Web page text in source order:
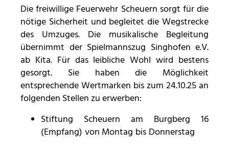
Die freiwillige Feuerwehr Scheuern sorgt für die
nötige Sicherheit und begleitet die Wegstrecke
des Umzuges. Die musikalische Begleitung
übernimmt der Spielmannszug Singhofen e.V.
ab Kita. Für das leibliche Wohl wird bestens
gesorgt. Sie haben die Möglichkeit
entsprechende Wertmarken bis zum 24.10.25 an
folgenden Stellen zu erwerben:
Stiftung Scheuern am Burgberg 16
(Empfang) von Montag bis Donnerstag
Dieser Cookie speichert die ausgewählten
Einverständnis-Optionen des Benutzers
Cookie Laufzeit:
1 Jahr
mtm_consent oder
mtm_consent_removed
mtm_consent oder mtm_consent_removed
Anbieter: